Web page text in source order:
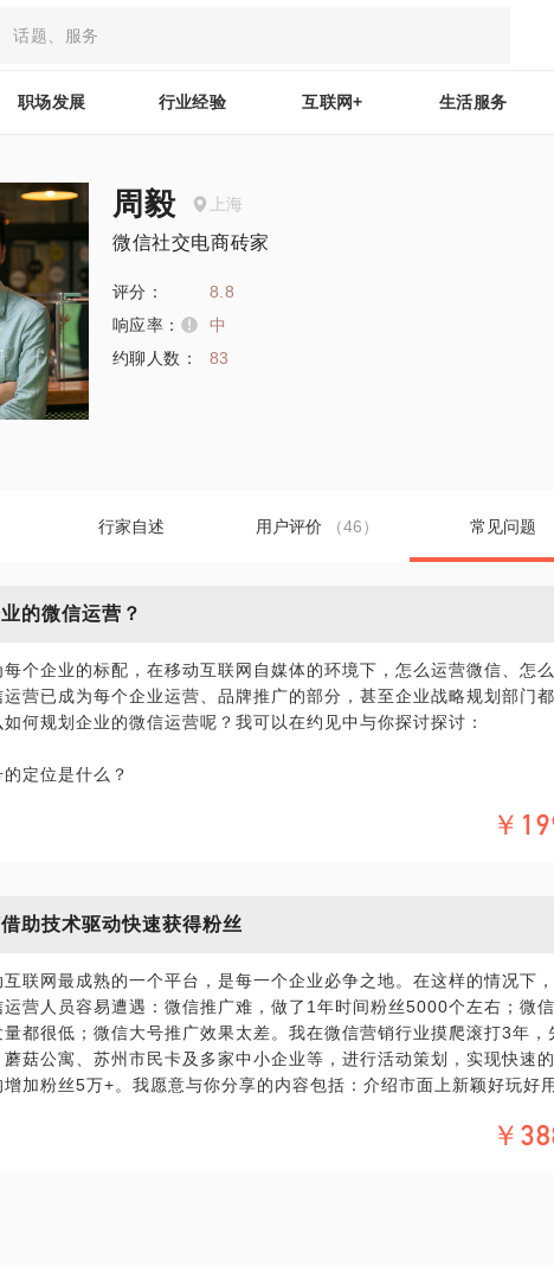
职场发展 行业经验 互联网+ 生活服务
周毅 上海
微信社交电商砖家
评分：
8.8
响应率：
中
约聊人数：
83
行家自述 用户评价 （46） 常见问题
的微信运营？
个企业的标配，在移动互联网自媒体的环境下，怎么运营微信、怎么
营已成为每个企业运营、品牌推广的部分，甚至企业战略规划部门都
何规划企业的微信运营呢？我可以在约见中与你探讨探讨：
定位是什么？
端该如何做好微信运营？
询，请准备好企业公众号当前运营情况，问题清单，方便更好的进行有
资源，规划微信的定位和发展方向
￥
助技术驱动快速获得粉丝
联网最成熟的一个平台，是每一个企业必争之地。在这样的情况下，
营人员容易遭遇：微信推广难，做了1年时间粉丝5000个左右；微信
都很低；微信大号推广效果太差。我在微信营销行业摸爬滚打3年，
蘑菇公寓、苏州市民卡及多家中小企业等，进行活动策划，实现快速的
加粉丝5万+。我愿意与你分享的内容包括：介绍市面上新颖好玩好用
更具体化。毕竟一小时的谈话只能解决一个小问题。请把你的问题提
￥